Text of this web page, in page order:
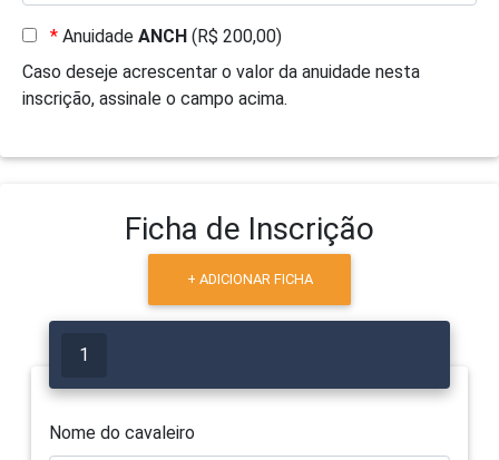
* Anuidade ANCH (R$ 200,00)
Caso deseje acrescentar o valor da anuidade nesta
inscrição, assinale o campo acima.
Ficha de Inscrição
+ ADICIONAR FICHA
1
Nome do cavaleiro